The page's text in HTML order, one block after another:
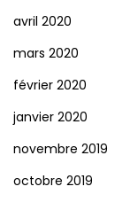
avril 2020
mars 2020
février 2020
janvier 2020
novembre 2019
octobre 2019